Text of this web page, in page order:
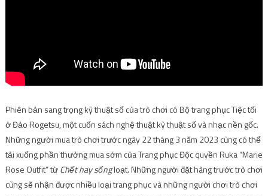
Phiên bản sang trọng kỹ thuật số của trò chơi có Bộ trang phục Tiệc tối
ở Đảo Rogetsu, một cuốn sách nghệ thuật kỹ thuật số và nhạc nền gốc.
Những người mua trò chơi trước ngày 22 tháng 3 năm 2023 cũng có thể
tải xuống phần thưởng mua sớm của Trang phục Độc quyền Ruka “Marie
Rose Outfit” từChết hay sốngloạt. Những người đặt hàng trước trò chơi
cũng sẽ nhận được nhiều loại trang phục và những người chơi trò chơi